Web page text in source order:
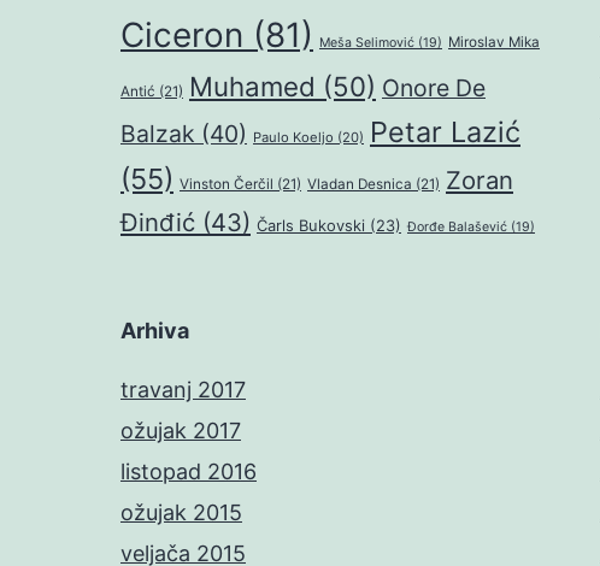
Ciceron (81) Meša Selimović (19) Miroslav Mika
Antić (21) Muhamed (50) Onore De
Balzak (40) Paulo Koeljo (20) Petar Lazić
(55) Vinston Čerčil (21) Vladan Desnica (21) Zoran
Đinđić (43) Čarls Bukovski (23) Đorđe Balašević (19)
Arhiva
travanj 2017
ožujak 2017
listopad 2016
ožujak 2015
veljača 2015